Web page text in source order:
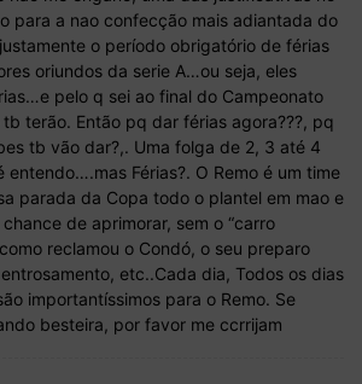
para a nao confecção mais adiantada do
o período obrigatório de férias
oriundos da serie A…ou seja, eles
pelo q sei ao final do Campeonato
tb terão. Então pq dar férias agora???, pq
tb vão dar?,. Uma folga de 2, 3 até 4
entendo….mas Férias?. O Remo é um time
parada da Copa todo o plantel em mao e
de aprimorar, sem o “carro
reclamou o Condó, o seu preparo
etc..Cada dia, Todos os dias
importantíssimos para o Remo. Se
besteira, por favor me ccrrijam